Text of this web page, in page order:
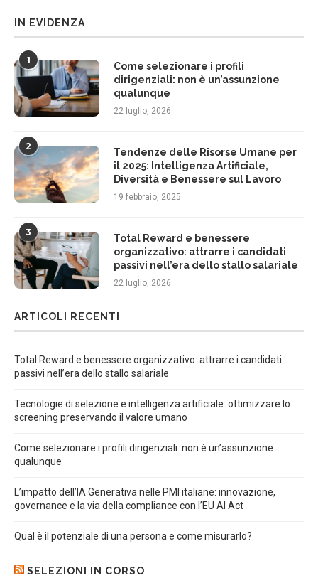
IN EVIDENZA
1
Come selezionare i profili
dirigenziali: non è un’assunzione
qualunque
22 luglio, 2026
2
Tendenze delle Risorse Umane per
il 2025: Intelligenza Artificiale,
Diversità e Benessere sul Lavoro
19 febbraio, 2025
3
Total Reward e benessere
organizzativo: attrarre i candidati
passivi nell’era dello stallo salariale
22 luglio, 2026
ARTICOLI RECENTI
Total Reward e benessere organizzativo: attrarre i candidati
passivi nell’era dello stallo salariale
Tecnologie di selezione e intelligenza artificiale: ottimizzare lo
screening preservando il valore umano
Come selezionare i profili dirigenziali: non è un’assunzione
qualunque
L’impatto dell’IA Generativa nelle PMI italiane: innovazione,
governance e la via della compliance con l’EU AI Act
Qual è il potenziale di una persona e come misurarlo?
SELEZIONI IN CORSO